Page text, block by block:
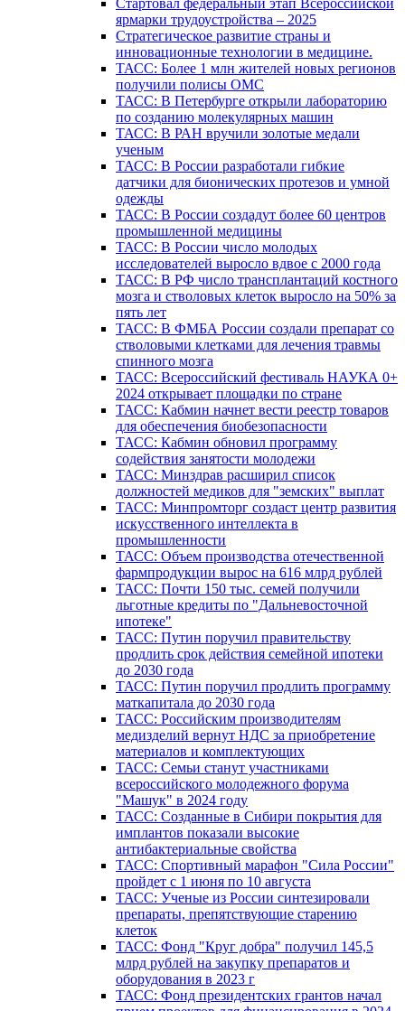
Стартовал федеральный этап Всероссийской
ярмарки трудоустройства – 2025
Стратегическое развитие страны и
инновационные технологии в медицине.
ТАСС: Более 1 млн жителей новых регионов
получили полисы ОМС
ТАСС: В Петербурге открыли лабораторию
по созданию молекулярных машин
ТАСС: В РАН вручили золотые медали
ученым
ТАСС: В России разработали гибкие
датчики для бионических протезов и умной
одежды
ТАСС: В России создадут более 60 центров
промышленной медицины
ТАСС: В России число молодых
исследователей выросло вдвое с 2000 года
ТАСС: В РФ число трансплантаций костного
мозга и стволовых клеток выросло на 50% за
пять лет
ТАСС: В ФМБА России создали препарат со
стволовыми клетками для лечения травмы
спинного мозга
ТАСС: Всероссийский фестиваль НАУКА 0+
2024 открывает площадки по стране
ТАСС: Кабмин начнет вести реестр товаров
для обеспечения биобезопасности
ТАСС: Кабмин обновил программу
содействия занятости молодежи
ТАСС: Минздрав расширил список
должностей медиков для "земских" выплат
ТАСС: Минпромторг создаст центр развития
искусственного интеллекта в
промышленности
ТАСС: Объем производства отечественной
фармпродукции вырос на 616 млрд рублей
ТАСС: Почти 150 тыс. семей получили
льготные кредиты по "Дальневосточной
ипотеке"
ТАСС: Путин поручил правительству
продлить срок действия семейной ипотеки
до 2030 года
ТАСС: Путин поручил продлить программу
маткапитала до 2030 года
ТАСС: Российским производителям
медизделий вернут НДС за приобретение
материалов и комплектующих
ТАСС: Семьи станут участниками
всероссийского молодежного форума
"Машук" в 2024 году
ТАСС: Созданные в Сибири покрытия для
имплантов показали высокие
антибактериальные свойства
ТАСС: Спортивный марафон "Сила России"
пройдет с 1 июня по 10 августа
ТАСС: Ученые из России синтезировали
препараты, препятствующие старению
клеток
ТАСС: Фонд "Круг добра" получил 145,5
млрд рублей на закупку препаратов и
оборудования в 2023 г
ТАСС: Фонд президентских грантов начал